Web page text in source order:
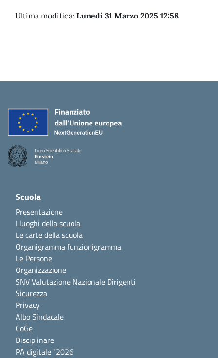
Ultima modifica: Lunedì 31 Marzo 2025 12:58
Liceo Scientifico Statale
Einstein
Milano
Scuola
Presentazione
I luoghi della scuola
Le carte della scuola
Organigramma funzionigramma
Le Persone
Organizzazione
SNV Valutazione Nazionale Dirigenti
Sicurezza
Privacy
Albo Sindacale
CoGe
Disciplinare
PA digitale "2026